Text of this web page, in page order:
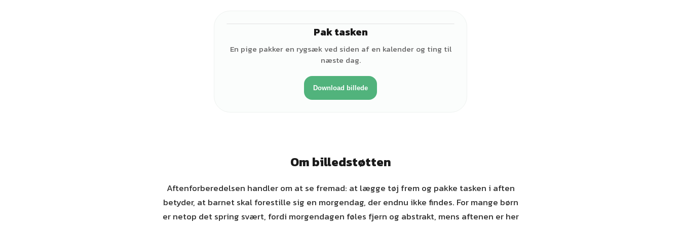
Pak tasken
En pige pakker en rygsæk ved siden af en kalender og ting til
næste dag.
Download billede
Om billedstøtten
Aftenforberedelsen handler om at se fremad: at lægge tøj frem og pakke tasken i aften
betyder, at barnet skal forestille sig en morgendag, der endnu ikke findes. For mange børn
er netop det spring svært, fordi morgendagen føles fjern og abstrakt, mens aftenen er her